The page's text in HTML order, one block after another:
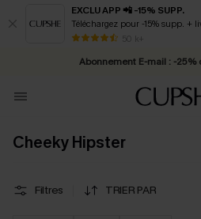
EXCLU APP 📲 -15% SUPP.
Téléchargez pour -15% supp. +
50 k+
* Livraison éclair 2-3
Abonnement E-mail : -25%
Cheeky Hipster
Filtres TRIER PAR